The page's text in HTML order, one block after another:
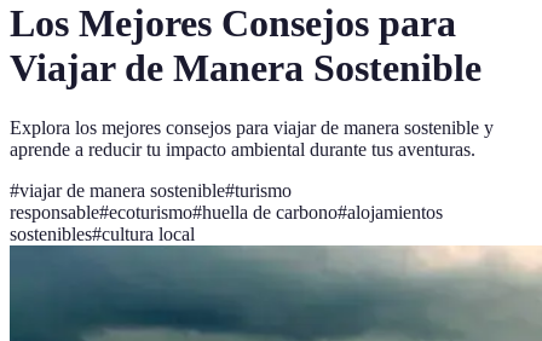
Los Mejores Consejos para
Viajar de Manera Sostenible
Explora los mejores consejos para viajar de manera sostenible y
aprende a reducir tu impacto ambiental durante tus aventuras.
#viajar de manera sostenible#turismo
responsable#ecoturismo#huella de carbono#alojamientos
sostenibles#cultura local